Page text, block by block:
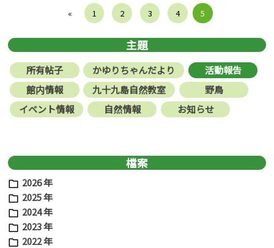
« 1 2 3 4 5
主題
所有帖子 かゆりちゃんだより
活動報告
館内情報
九十九島自然教室
野鳥
イベント情報
自然情報 お知らせ
檔案
2026 年
2025 年
2024 年
2023 年
2022 年